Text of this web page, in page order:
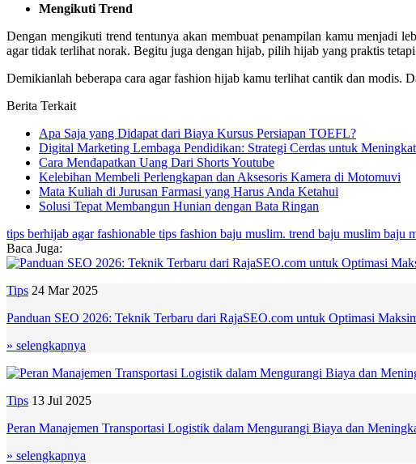
Mengikuti Trend
Dengan mengikuti trend tentunya akan membuat penampilan kamu menjadi
agar tidak terlihat norak. Begitu juga dengan hijab, pilih hijab yang praktis
Demikianlah beberapa cara agar fashion hijab kamu terlihat cantik dan modis.
Berita Terkait
Apa Saja yang Didapat dari Biaya Kursus Persiapan TOEFL?
Digital Marketing Lembaga Pendidikan: Strategi Cerdas untuk
Cara Mendapatkan Uang Dari Shorts Youtube
Kelebihan Membeli Perlengkapan dan Aksesoris Kamera di Motomuvi
Mata Kuliah di Jurusan Farmasi yang Harus Anda Ketahui
Solusi Tepat Membangun Hunian dengan Bata Ringan
tips berhijab agar fashionable tips fashion baju muslim. trend baju muslim baju
Baca Juga:
Tips 24 Mar 2025
Panduan SEO 2026: Teknik Terbaru dari RajaSEO.com untuk Optimasi
» selengkapnya
Tips 13 Jul 2025
Peran Manajemen Transportasi Logistik dalam Mengurangi Biaya dan
» selengkapnya